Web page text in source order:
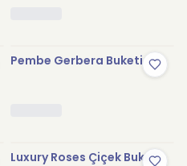
Pembe Gerbera Buketi
Luxury Roses Çiçek Buketi